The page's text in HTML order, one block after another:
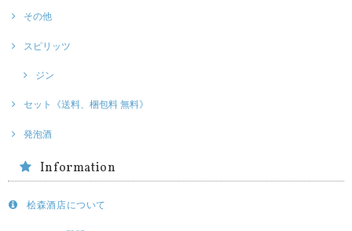
その他
スピリッツ
ジン
セット《送料、梱包料 無料》
発泡酒
Information
桧森酒店について